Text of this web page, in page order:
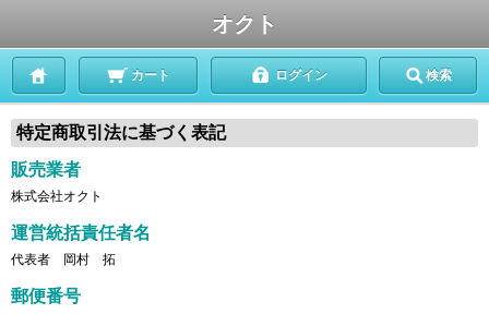
オクト
カート ログイン 検索
特定商取引法に基づく表記
販売業者
株式会社オクト
運営統括責任者名
代表者 岡村 拓
郵便番号